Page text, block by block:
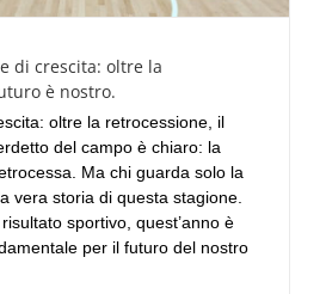
di crescita: oltre la
è nostro.
oltre la retrocessione, il
del campo è chiaro: la
Ma chi guarda solo la
vera storia di questa stagione.
sportivo, quest’anno è
per il futuro del nostro